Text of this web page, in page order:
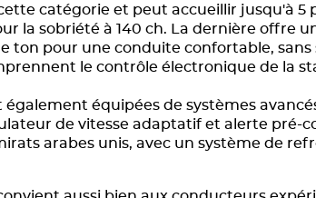
catégorie et peut accueillir jusqu'à 5
la sobriété à 140 ch. La dernière offre
ton pour une conduite confortable,
le contrôle électronique de la
également équipées de systèmes
de vitesse adaptatif et alerte pré-
arabes unis, avec un système de